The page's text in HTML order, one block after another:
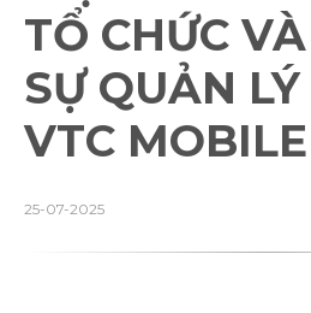
TỔ CHỨC
SỰ QUẢN
VTC MOBILE
25-07-2025